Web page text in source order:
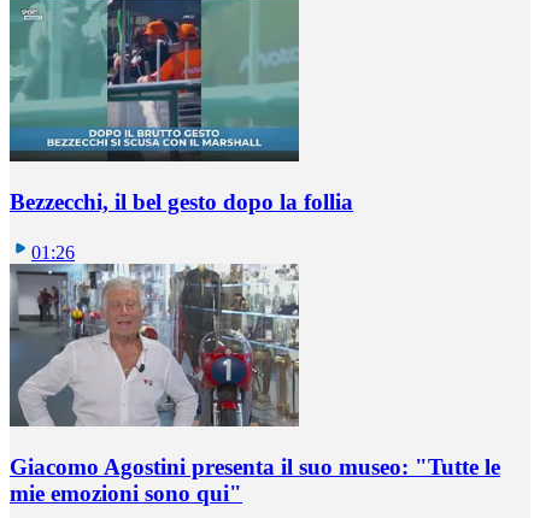
Bezzecchi, il bel gesto dopo la follia
01:26
Giacomo Agostini presenta il suo museo: "Tutte le
mie emozioni sono qui"